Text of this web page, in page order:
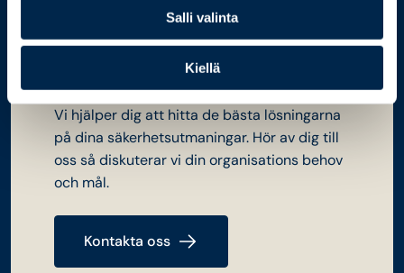
Salli valinta
Kiellä
Kontakta oss
Vi hjälper dig att hitta de bästa lösningarna
på dina säkerhetsutmaningar. Hör av dig till
oss så diskuterar vi din organisations behov
och mål.
Kontakta oss